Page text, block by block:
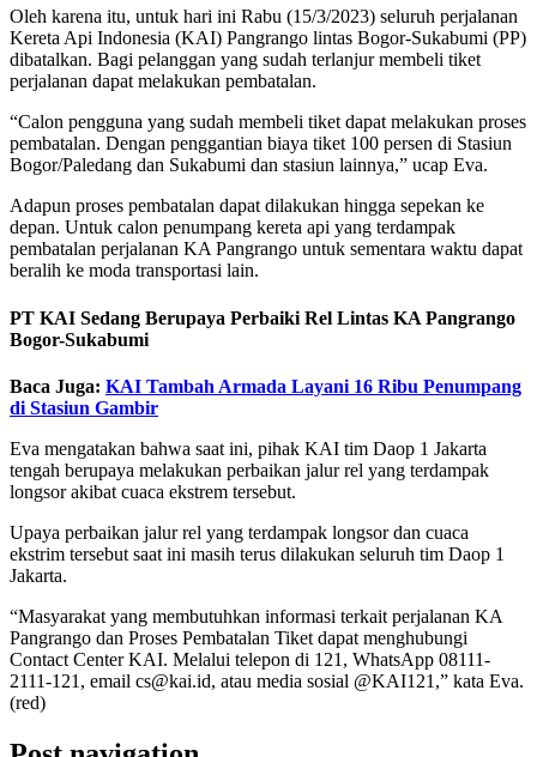
Oleh karena itu, untuk hari ini Rabu (15/3/2023) seluruh perjalanan
Kereta Api Indonesia (KAI) Pangrango lintas Bogor-Sukabumi (PP)
dibatalkan. Bagi pelanggan yang sudah terlanjur membeli tiket
perjalanan dapat melakukan pembatalan.
“Calon pengguna yang sudah membeli tiket dapat melakukan proses
pembatalan. Dengan penggantian biaya tiket 100 persen di Stasiun
Bogor/Paledang dan Sukabumi dan stasiun lainnya,” ucap Eva.
Adapun proses pembatalan dapat dilakukan hingga sepekan ke
depan. Untuk calon penumpang kereta api yang terdampak
pembatalan perjalanan KA Pangrango untuk sementara waktu dapat
beralih ke moda transportasi lain.
PT KAI Sedang Berupaya Perbaiki Rel Lintas KA Pangrango
Bogor-Sukabumi
Baca Juga: KAI Tambah Armada Layani 16 Ribu Penumpang
di Stasiun Gambir
Eva mengatakan bahwa saat ini, pihak KAI tim Daop 1 Jakarta
tengah berupaya melakukan perbaikan jalur rel yang terdampak
longsor akibat cuaca ekstrem tersebut.
Upaya perbaikan jalur rel yang terdampak longsor dan cuaca
ekstrim tersebut saat ini masih terus dilakukan seluruh tim Daop 1
Jakarta.
“Masyarakat yang membutuhkan informasi terkait perjalanan KA
Pangrango dan Proses Pembatalan Tiket dapat menghubungi
Contact Center KAI. Melalui telepon di 121, WhatsApp 08111-
2111-121, email cs@kai.id, atau media sosial @KAI121,” kata Eva.
(red)